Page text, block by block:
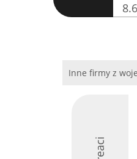
8.6
Inne firmy z